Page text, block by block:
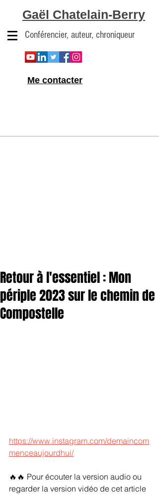
Gaël Chatelain-Berry
Conférencier, auteur, chroniqueur
Me contacter
Retour à l'essentiel : Mon
périple 2023 sur le chemin de
Compostelle
https://www.instagram.com/demaincom
menceaujourdhui/
🔥🔥 Pour écouter la version audio ou
regarder la version vidéo de cet article